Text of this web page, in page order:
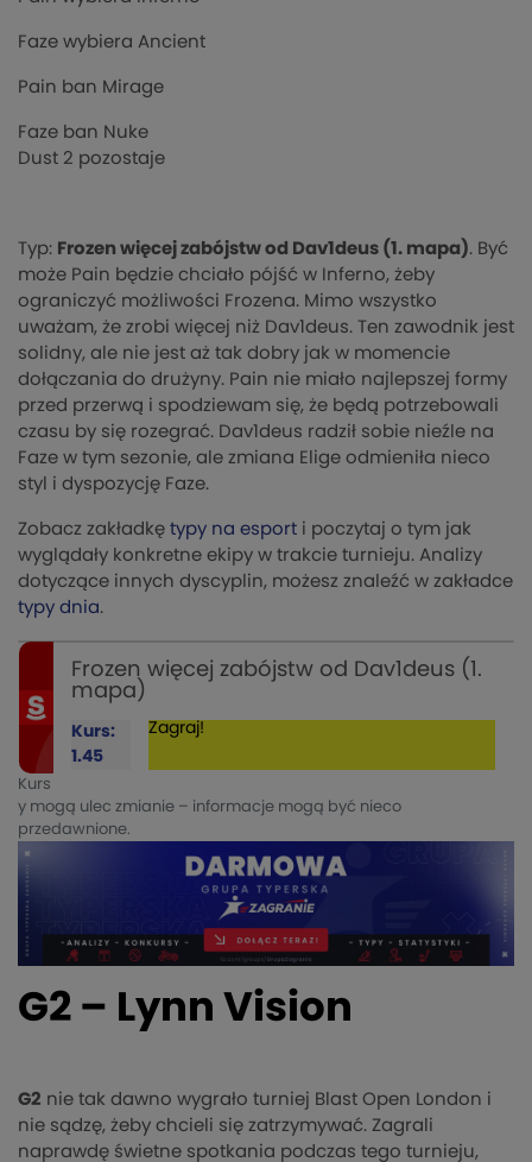
Faze wybiera Ancient
Pain ban Mirage
Faze ban Nuke
Dust 2 pozostaje
Typ: Frozen więcej zabójstw od Dav1deus (1. mapa). Być
może Pain będzie chciało pójść w Inferno, żeby
ograniczyć możliwości Frozena. Mimo wszystko
uważam, że zrobi więcej niż Dav1deus. Ten zawodnik jest
solidny, ale nie jest aż tak dobry jak w momencie
dołączania do drużyny. Pain nie miało najlepszej formy
przed przerwą i spodziewam się, że będą potrzebowali
czasu by się rozegrać. Dav1deus radził sobie nieźle na
Faze w tym sezonie, ale zmiana Elige odmieniła nieco
styl i dyspozycję Faze.
Zobacz zakładkę typy na esport i poczytaj o tym jak
wyglądały konkretne ekipy w trakcie turnieju. Analizy
dotyczące innych dyscyplin, możesz znaleźć w zakładce
typy dnia.
Frozen więcej zabójstw od Dav1deus (1.
mapa)
Kurs:
1.45
Zagraj!
Kurs
y mogą ulec zmianie – informacje mogą być nieco
przedawnione.
G2 – Lynn Vision
G2 nie tak dawno wygrało turniej Blast Open London i
nie sądzę, żeby chcieli się zatrzymywać. Zagrali
naprawdę świetne spotkania podczas tego turnieju,